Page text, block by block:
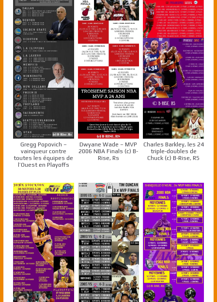
Gregg Popovich –
vainqueur contre
toutes les équipes de
l’Ouest en Playoffs
Dwyane Wade – MVP
2006 NBA Finals (c) B-
Rise, Rs
Charles Barkley, les 24
triple-doubles de
Chuck (c) B-Rise, RS